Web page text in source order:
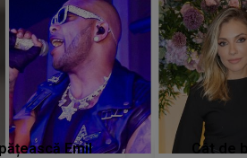
Emil
Cât de